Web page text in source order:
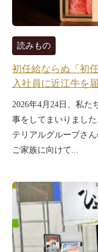
読みもの
初任給ならぬ「初
入社員に近江牛を
2026年4月24日、私
事をしてまいりまし
テリアルグループさ
ご家族に向けて...